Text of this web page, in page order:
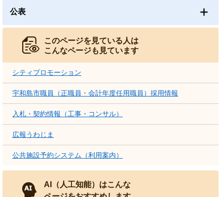
公表
このページを見ている人は
こんなページも見ています
シティプロモーション
宇和島市職員（正職員・会計年度任用職員）採用情報
入札・契約情報（工事・コンサル）
広報うわじま
公共施設予約システム（利用案内）
AI（人工知能）はこんな